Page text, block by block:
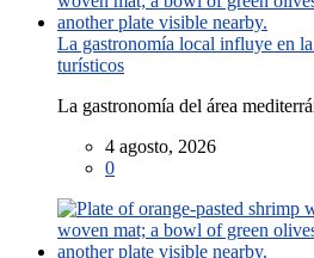
La gastronomía local influye en
turísticos
La gastronomía del área
4 agosto, 2026
0